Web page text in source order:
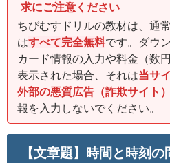
求にご注意ください
ちびむすドリルの教材は、通
はすべて完全無料です。ダウ
カード情報の入力や料金（数
表示された場合、それは当サ
外部の悪質広告（詐欺サイト）
報を入力しないでください。
【文章題】時間と時刻